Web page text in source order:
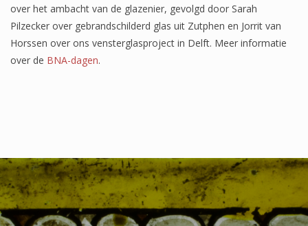
Het onderzoek
over het ambacht van de glazenier, gevolgd door Sarah
Pilzecker over gebrandschilderd glas uit Zutphen en Jorrit van
Horssen over ons vensterglasproject in Delft. Meer informatie
over de BNA-dagen.